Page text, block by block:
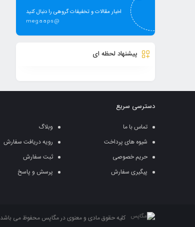
اخبار مقالات و تخفیفات گروهی را دنبال کنید
megaaps@
پیشنهاد لحظه ای
دسترسی سریع
تماس با ما
وبلاگ
شیوه های پرداخت
رویه دریافت سفارش
حریم خصوصی
ثبت سفارش
پیگیری سفارش
پرسش و پاسخ
کلیه حقوق مادی و معنوی در مگاپس محفوظ می باشد